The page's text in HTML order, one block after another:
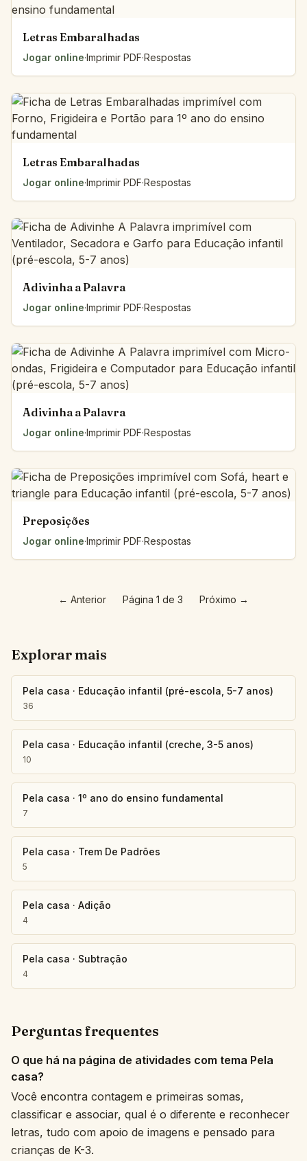
Letras Embaralhadas
Jogar online·Imprimir PDF·Respostas
Letras Embaralhadas
Jogar online·Imprimir PDF·Respostas
Adivinha a Palavra
Jogar online·Imprimir PDF·Respostas
Adivinha a Palavra
Jogar online·Imprimir PDF·Respostas
Preposições
Jogar online·Imprimir PDF·Respostas
← Anterior Página 1 de 3 Próximo →
Explorar mais
Pela casa · Educação infantil (pré-escola, 5-7 anos)
36
Pela casa · Educação infantil (creche, 3-5 anos)
10
Pela casa · 1º ano do ensino fundamental
7
Pela casa · Trem De Padrões
5
Pela casa · Adição
4
Pela casa · Subtração
4
Perguntas frequentes
O que há na página de atividades com tema Pela
casa?
Você encontra contagem e primeiras somas,
classificar e associar, qual é o diferente e reconhecer
letras, tudo com apoio de imagens e pensado para
crianças de K-3.